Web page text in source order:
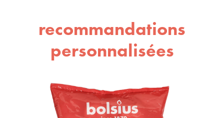
recommandations
personnalisées